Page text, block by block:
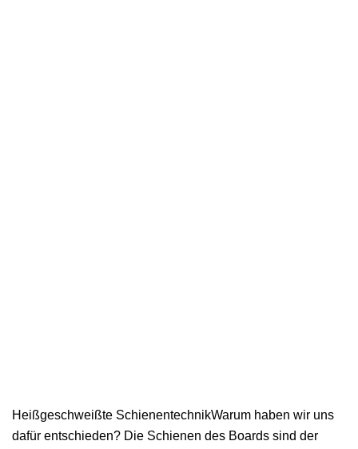
Heißgeschweißte SchienentechnikWarum haben wir uns
dafür entschieden? Die Schienen des Boards sind der